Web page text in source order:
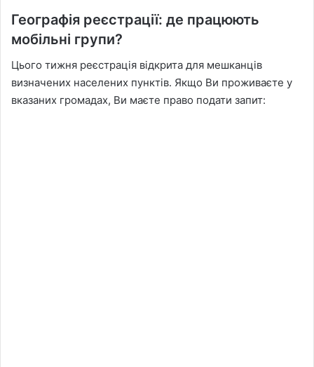
Географія реєстрації: де працюють
мобільні групи?
Цього тижня реєстрація відкрита для мешканців
визначених населених пунктів. Якщо Ви проживаєте у
вказаних громадах, Ви маєте право подати запит: